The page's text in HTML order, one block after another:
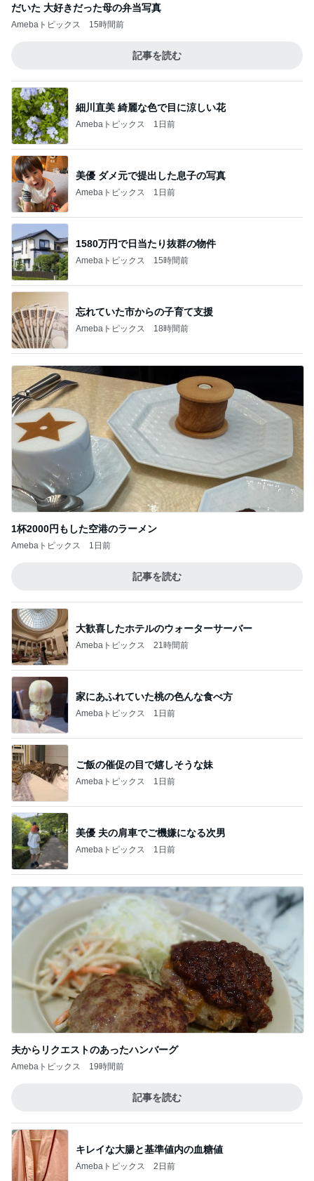
だいた 大好きだった母の弁当写真
Amebaトピックス 15時間前
記事を読む
細川直美 綺麗な色で目に涼しい花
Amebaトピックス 1日前
美優 ダメ元で提出した息子の写真
Amebaトピックス 1日前
1580万円で日当たり抜群の物件
Amebaトピックス 15時間前
忘れていた市からの子育て支援
Amebaトピックス 18時間前
1杯2000円もした空港のラーメン
Amebaトピックス 1日前
記事を読む
大歓喜したホテルのウォーターサーバー
Amebaトピックス 21時間前
家にあふれていた桃の色んな食べ方
Amebaトピックス 1日前
ご飯の催促の目で嬉しそうな妹
Amebaトピックス 1日前
美優 夫の肩車でご機嫌になる次男
Amebaトピックス 1日前
夫からリクエストのあったハンバーグ
Amebaトピックス 19時間前
記事を読む
キレイな大腸と基準値内の血糖値
Amebaトピックス 2日前